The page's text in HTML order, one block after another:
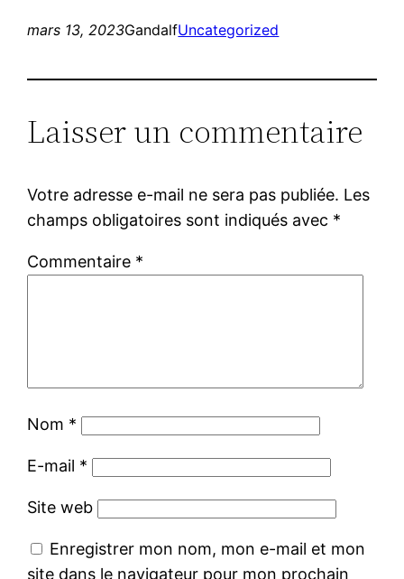
mars 13, 2023GandalfUncategorized
Laisser un commentaire
Votre adresse e-mail ne sera pas publiée. Les
champs obligatoires sont indiqués avec *
Commentaire *
Nom *
E-mail *
Site web
Enregistrer mon nom, mon e-mail et mon
site dans le navigateur pour mon prochain